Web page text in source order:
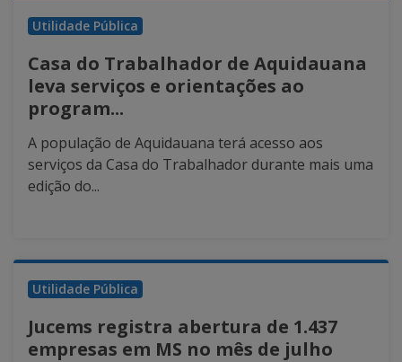
Utilidade Pública
Casa do Trabalhador de Aquidauana
leva serviços e orientações ao
program...
A população de Aquidauana terá acesso aos
serviços da Casa do Trabalhador durante mais uma
edição do...
Utilidade Pública
Jucems registra abertura de 1.437
empresas em MS no mês de julho